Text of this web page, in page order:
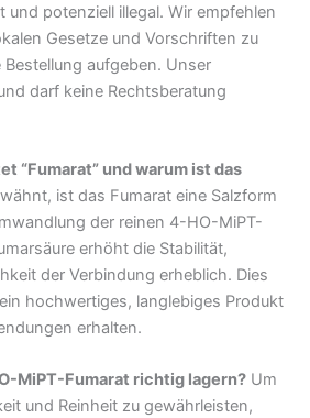
potenziell illegal. Wir empfehlen
Gesetze und Vorschriften zu
aufgeben. Unser
darf keine Rechtsberatung
“Fumarat” und warum ist das
ist das Fumarat eine Salzform
der reinen 4-HO-MiPT-
erhöht die Stabilität,
der Verbindung erheblich. Dies
hochwertiges, langlebiges Produkt
erhalten.
MiPT-Fumarat richtig lagern? Um
und Reinheit zu gewährleisten,